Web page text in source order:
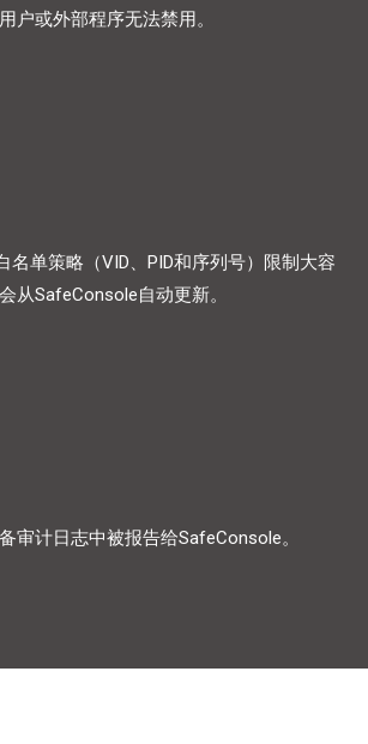
户或外部程序无法禁用。
名单策略（VID、PID和序列号）限制大容
从SafeConsole自动更新。
审计日志中被报告给SafeConsole。